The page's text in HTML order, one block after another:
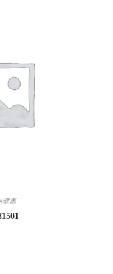
壁畫